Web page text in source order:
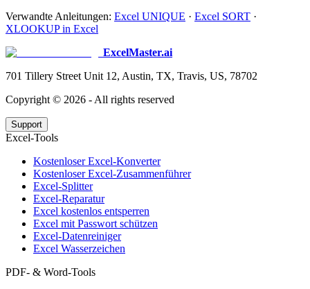
Verwandte Anleitungen: Excel UNIQUE · Excel SORT ·
XLOOKUP in Excel
ExcelMaster.ai
701 Tillery Street Unit 12, Austin, TX, Travis, US, 78702
Copyright © 2026 - All rights reserved
Support
Excel-Tools
Kostenloser Excel-Konverter
Kostenloser Excel-Zusammenführer
Excel-Splitter
Excel-Reparatur
Excel kostenlos entsperren
Excel mit Passwort schützen
Excel-Datenreiniger
Excel Wasserzeichen
PDF- & Word-Tools